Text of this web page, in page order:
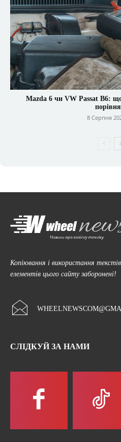
Mazda 6 чи VW Passat B6:
8 Серпня
Копіювання і використання
елементів цього сайту заборонені!
СЛІДКУЙ ЗА НАМИ